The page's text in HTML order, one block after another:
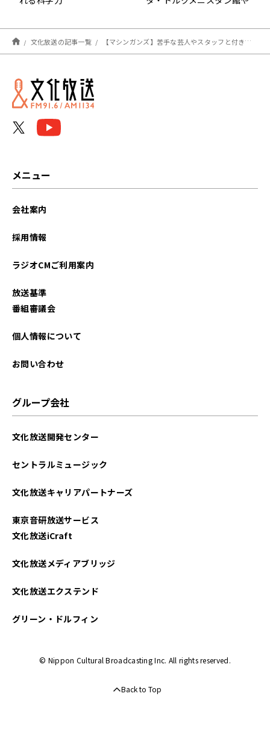
ショーに感動！
文化放送の記事一覧 【マシンガンズ】苦手な芸人やスタッフと付き合うコツ
メニュー
会社案内
採用情報
ラジオCMご利用案内
放送基準
番組審議会
個人情報について
お問い合わせ
グループ会社
文化放送開発センター
セントラルミュージック
文化放送キャリアパートナーズ
東京音研放送サービス
文化放送iCraft
文化放送メディアブリッジ
文化放送エクステンド
グリーン・ドルフィン
© Nippon Cultural Broadcasting Inc. All rights reserved.
Back to Top